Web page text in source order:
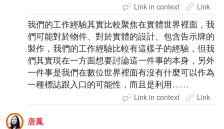
Link in context Link
我們的工作經驗其實比較聚焦在實體世界裡面，我
們可能對於物件、對於實體的設計、包含告示牌的
製作，我們的工作經驗比較有這樣子的經驗，但我
們其實現在一方面想要討論這一件事的本身，另外
一件事是我們在數位世界裡面有沒有什麼可以作為
一種標誌跟入口的可能性，而且是利用……
Link in context Link
唐鳳